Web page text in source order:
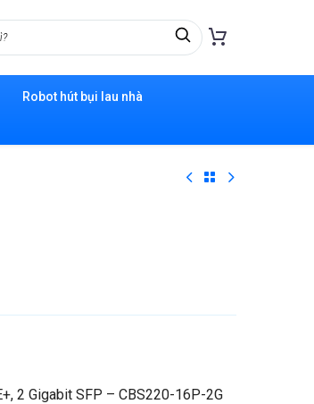
Robot hút bụi lau nhà
2 Gigabit SFP – CBS220-16P-2G